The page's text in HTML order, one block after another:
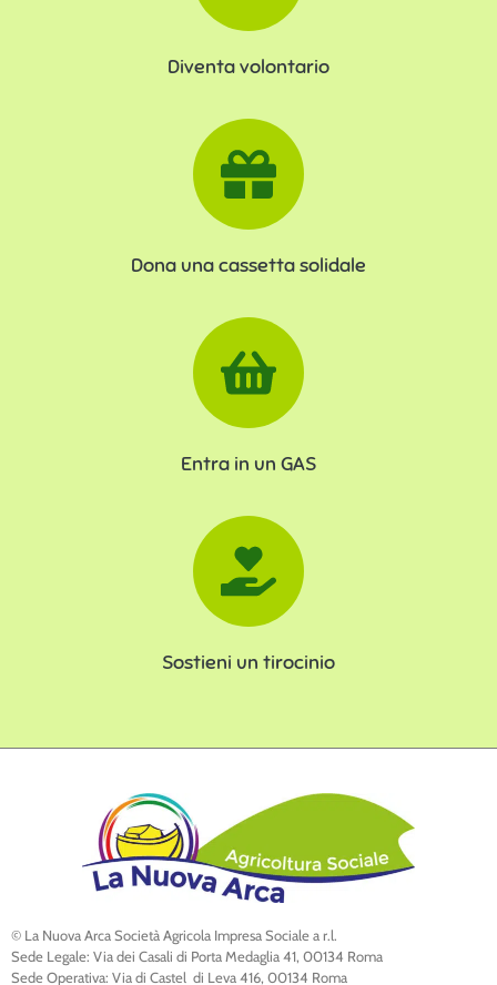
Diventa volontario
Dona una cassetta solidale
Entra in un GAS
Sostieni un tirocinio
© La Nuova Arca Società Agricola Impresa Sociale a r.l.
Sede Legale: Via dei Casali di Porta Medaglia 41, 00134 Roma
Sede Operativa: Via di Castel di Leva 416, 00134 Roma